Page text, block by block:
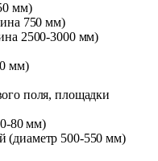
мм)
750 мм)
2500-3000 мм)
мм)
поля, площадки
80 мм)
(диаметр 500-550 мм)